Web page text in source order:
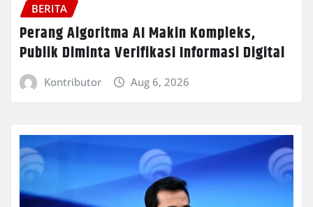
BERITA
Perang Algoritma AI Makin Kompleks,
Publik Diminta Verifikasi Informasi Digital
Kontributor Aug 6, 2026